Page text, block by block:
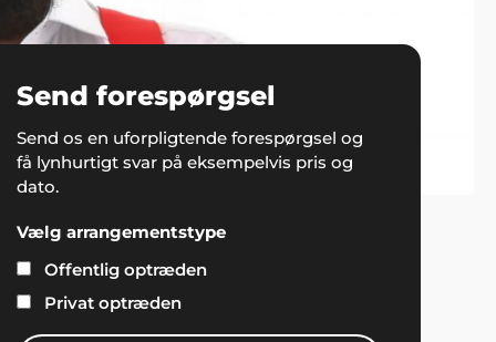
Send forespørgsel
Send os en uforpligtende forespørgsel og
få lynhurtigt svar på eksempelvis pris og
dato.
Vælg arrangementstype
Offentlig optræden
Privat optræden